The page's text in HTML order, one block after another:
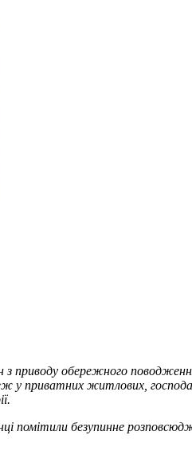
приводу обережного
у приватних житлових,
помітили безупинне